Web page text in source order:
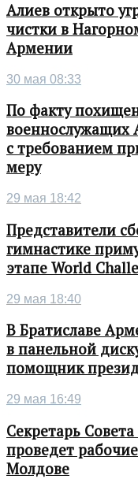
Алиев открыто
чистки в
Армении
30 мая 08:33
По факту
военнослужащих
с требованием
меру
29 мая 18:42
Представители
гимнастике
этапе World
29 мая 18:40
В Братиславе
в панельной
помощник
29 мая 16:49
Секретарь
проведет
Молдове